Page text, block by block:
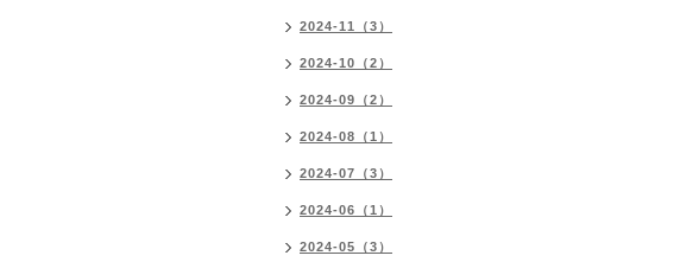
2024-11（3）
2024-10（2）
2024-09（2）
2024-08（1）
2024-07（3）
2024-06（1）
2024-05（3）